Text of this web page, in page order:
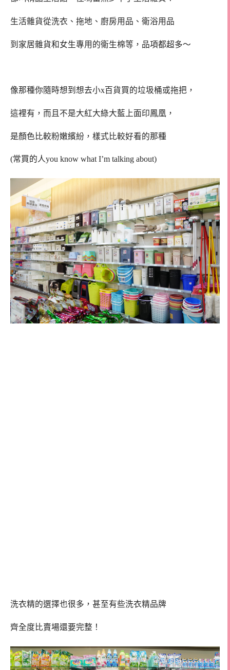
生活雜貨從洗衣、拖地、廚房用品、衛浴用品
到家居雜貨和女生專用的衛生棉等，品項都超多～
像那種你隨時想到想去小x百貨買的垃圾桶或拖把，
這裡有，而且不是大紅大綠大藍上面印鳳凰，
是顏色比較粉嫩繽紛，樣式比較好看的那種
(常買的人you know what I’m talking about)
洗衣精的選擇也很多，甚至有些洗衣精品牌
齊全度比賣場還要完整！